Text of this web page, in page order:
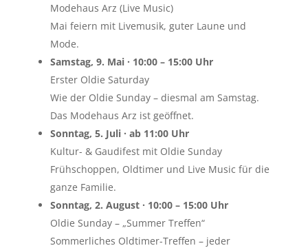
Modehaus Arz (Live Music)
Mai feiern mit Livemusik, guter Laune und
Mode.
Samstag, 9. Mai · 10:00 – 15:00 Uhr
Erster Oldie Saturday
Wie der Oldie Sunday – diesmal am Samstag.
Das Modehaus Arz ist geöffnet.
Sonntag, 5. Juli · ab 11:00 Uhr
Kultur- & Gaudifest mit Oldie Sunday
Frühschoppen, Oldtimer und Live Music für die
ganze Familie.
Sonntag, 2. August · 10:00 – 15:00 Uhr
Oldie Sunday – „Summer Treffen“
Sommerliches Oldtimer-Treffen – jeder